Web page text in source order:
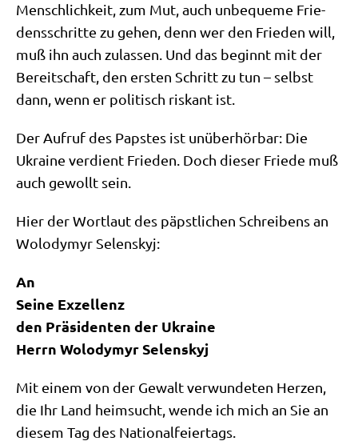
Mensch­lich­keit, zum Mut, auch unbe­que­me Frie­
dens­schrit­te zu gehen, denn wer den Frie­den will,
muß ihn auch zulas­sen. Und das beginnt mit der
Bereit­schaft, den ersten Schritt zu tun – selbst
dann, wenn er poli­tisch ris­kant ist.
Der Auf­ruf des Pap­stes ist unüber­hör­bar: Die
Ukrai­ne ver­dient Frie­den. Doch die­ser Frie­de muß
auch gewollt sein.
Hier der Wort­laut des päpst­li­chen Schrei­bens an
Wolo­dym­yr Selenskyj:
An
Sei­ne Exzel­lenz
den Prä­si­den­ten der Ukrai­ne
Herrn Wolo­dym­yr Selenskyj
Mit einem von der Gewalt ver­wun­de­ten Her­zen,
die Ihr Land heim­sucht, wen­de ich mich an Sie an
die­sem Tag des Nationalfeiertags.